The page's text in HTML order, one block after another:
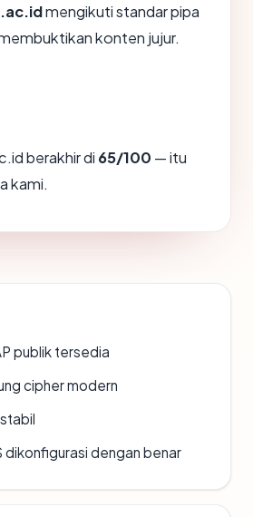
mengikuti standar pipa
konten jujur.
berakhir di 65/100 — itu
kami.
publik tersedia
cipher modern
dikonfigurasi dengan benar